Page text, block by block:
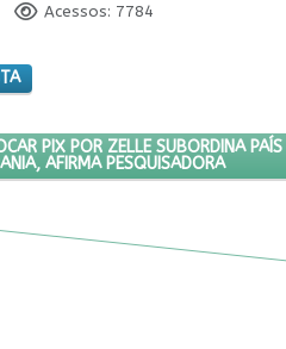
Acessos: 7784
DE TROCAR PIX POR ZELLE
PIX POR ZELLE SUBORDINA
AFIRMA PESQUISADORA